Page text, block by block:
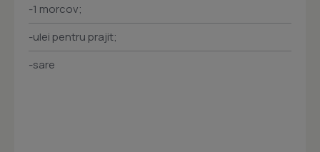
-1 morcov;
-ulei pentru prajit;
-sare